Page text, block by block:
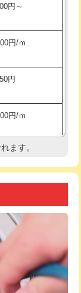
円
円
円
円
円
円
円~
円～
円/ｍ
円
円/ｍ
査
円
円
ます。